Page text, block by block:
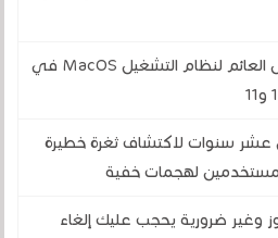
كيفية تضيف شريط آبل العائم لنظام التشغيل MacOS في
سنوات لاكتشاف ثغرة خطيرة
لهجمات خفية
وغير ضرورية يحجب عليك إلغاء